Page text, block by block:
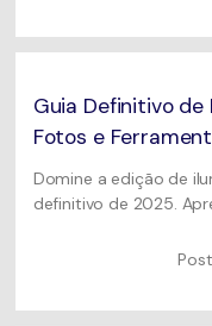
Guia Definitivo de
Fotos e
Domine a edição de
definitivo de 2025.
uma iluminação